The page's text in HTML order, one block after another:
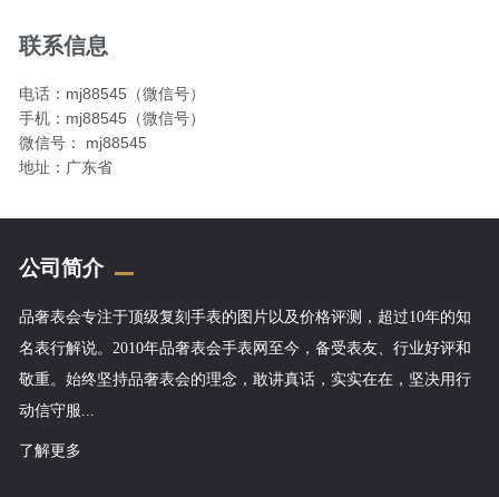
联系信息
电话：mj88545（微信号）
手机：mj88545（微信号）
微信号： mj88545
地址：广东省
公司简介
品奢表会专注于顶级复刻手表的图片以及价格评测，超过10年的知
名表行解说。2010年品奢表会手表网至今，备受表友、行业好评和
敬重。始终坚持品奢表会的理念，敢讲真话，实实在在，坚决用行
动信守服...
了解更多